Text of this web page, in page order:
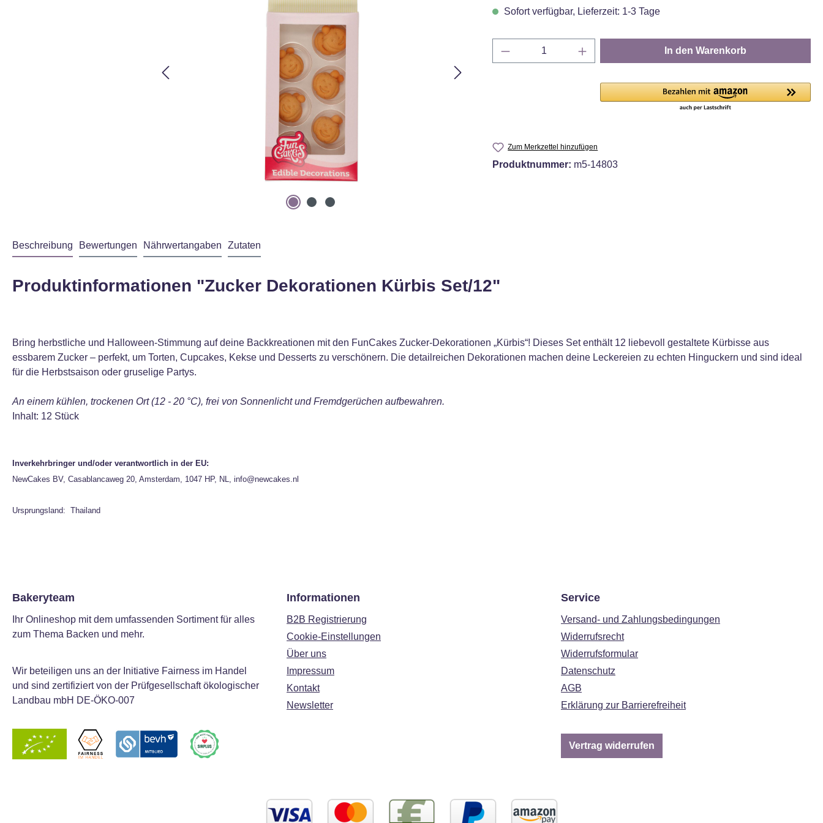
Sofort verfügbar, Lieferzeit: 1-3 Tage
Produkt Anzahl: Gib den gewünschten Wert ein
In den Warenkorb
Zum Merkzettel hinzufügen
Produktnummer: m5-14803
Beschreibung Bewertungen Nährwertangaben Zutaten
Produktinformationen "Zucker Dekorationen Kürbis Set/12"
Bring herbstliche und Halloween-Stimmung auf deine Backkreationen mit den FunCakes Zucker-Dekorationen „Kürbis“! Dieses Set enthält 12 liebevoll gestaltete Kürbisse aus
essbarem Zucker – perfekt, um Torten, Cupcakes, Kekse und Desserts zu verschönern. Die detailreichen Dekorationen machen deine Leckereien zu echten Hinguckern und sind ideal
für die Herbstsaison oder gruselige Partys.
An einem kühlen, trockenen Ort (12 - 20 °C), frei von Sonnenlicht und Fremdgerüchen aufbewahren.
Inhalt: 12 Stück
Inverkehrbringer und/oder verantwortlich in der EU:
NewCakes BV, Casablancaweg 20, Amsterdam, 1047 HP, NL, info@newcakes.nl
Ursprungsland: Thailand
Bakeryteam
Ihr Onlineshop mit dem umfassenden Sortiment für alles
zum Thema Backen und mehr.
Wir beteiligen uns an der Initiative Fairness im Handel
und sind zertifiziert von der Prüfgesellschaft ökologischer
Landbau mbH DE-ÖKO-007
Informationen
B2B Registrierung
Cookie-Einstellungen
Über uns
Impressum
Kontakt
Newsletter
Service
Versand- und Zahlungsbedingungen
Widerrufsrecht
Widerrufsformular
Datenschutz
AGB
Erklärung zur Barrierefreiheit
Vertrag widerrufen